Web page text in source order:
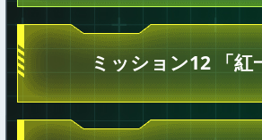
ミッション12 「